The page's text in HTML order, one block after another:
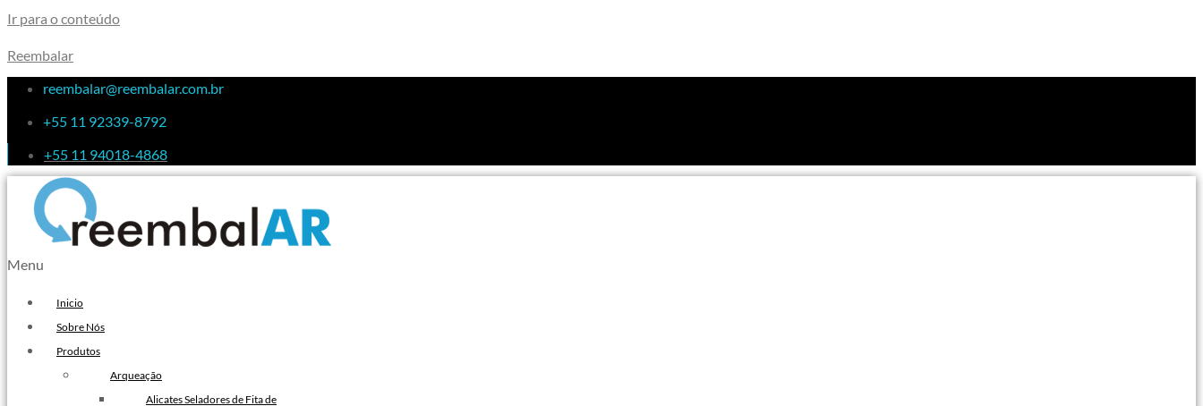
Ir para o conteúdo
Reembalar
reembalar@reembalar.com.br
+55 11 92339-8792
+55 11 94018-4868
Menu
Inicio
Sobre Nós
Produtos
Arqueação
Alicates Seladores de Fita de